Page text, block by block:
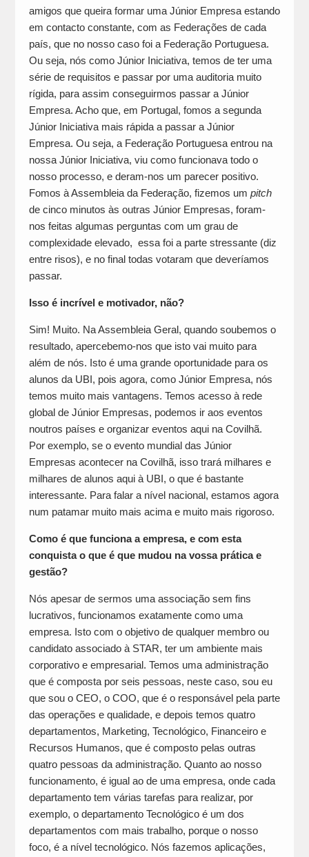
amigos que queira formar uma Júnior Empresa estando
em contacto constante, com as Federações de cada
país, que no nosso caso foi a Federação Portuguesa.
Ou seja, nós como Júnior Iniciativa, temos de ter uma
série de requisitos e passar por uma auditoria muito
rígida, para assim conseguirmos passar a Júnior
Empresa. Acho que, em Portugal, fomos a segunda
Júnior Iniciativa mais rápida a passar a Júnior
Empresa. Ou seja, a Federação Portuguesa entrou na
nossa Júnior Iniciativa, viu como funcionava todo o
nosso processo, e deram-nos um parecer positivo.
Fomos à Assembleia da Federação, fizemos um pitch
de cinco minutos às outras Júnior Empresas, foram-
nos feitas algumas perguntas com um grau de
complexidade elevado, essa foi a parte stressante (diz
entre risos), e no final todas votaram que deveríamos
passar.
Isso é incrível e motivador, não?
Sim! Muito. Na Assembleia Geral, quando soubemos o
resultado, apercebemo-nos que isto vai muito para
além de nós. Isto é uma grande oportunidade para os
alunos da UBI, pois agora, como Júnior Empresa, nós
temos muito mais vantagens. Temos acesso à rede
global de Júnior Empresas, podemos ir aos eventos
noutros países e organizar eventos aqui na Covilhã.
Por exemplo, se o evento mundial das Júnior
Empresas acontecer na Covilhã, isso trará milhares e
milhares de alunos aqui à UBI, o que é bastante
interessante. Para falar a nível nacional, estamos agora
num patamar muito mais acima e muito mais rigoroso.
Como é que funciona a empresa, e com esta
conquista o que é que mudou na vossa prática e
gestão?
Nós apesar de sermos uma associação sem fins
lucrativos, funcionamos exatamente como uma
empresa. Isto com o objetivo de qualquer membro ou
candidato associado à STAR, ter um ambiente mais
corporativo e empresarial. Temos uma administração
que é composta por seis pessoas, neste caso, sou eu
que sou o CEO, o COO, que é o responsável pela parte
das operações e qualidade, e depois temos quatro
departamentos, Marketing, Tecnológico, Financeiro e
Recursos Humanos, que é composto pelas outras
quatro pessoas da administração. Quanto ao nosso
funcionamento, é igual ao de uma empresa, onde cada
departamento tem várias tarefas para realizar, por
exemplo, o departamento Tecnológico é um dos
departamentos com mais trabalho, porque o nosso
foco, é a nível tecnológico. Nós fazemos aplicações,